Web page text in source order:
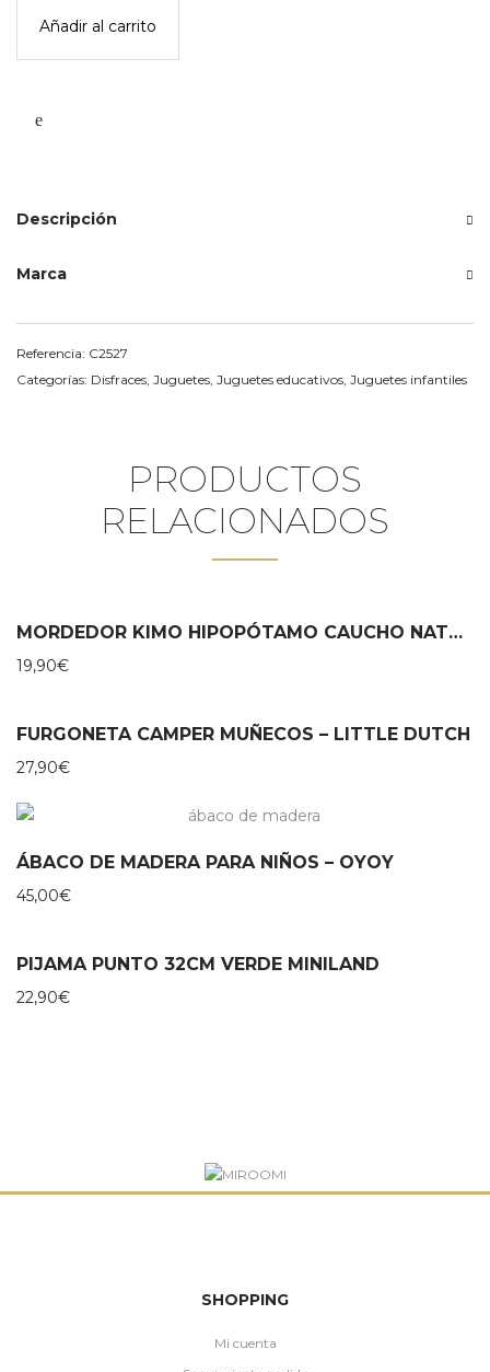
cantidad
Añadir al carrito
Descripción
Marca
Referencia: C2527
Categorías: Disfraces Juguetes Juguetes educativos Juguetes infantiles
PRODUCTOS
RELACIONADOS
MORDEDOR KIMO HIPOPÓTAMO CAUCHO NATURAL – LANCO
19,90€
FURGONETA CAMPER MUÑECOS – LITTLE DUTCH
27,90€
ÁBACO DE MADERA PARA NIÑOS – OYOY
45,00€
PIJAMA PUNTO 32CM VERDE MINILAND
22,90€
SHOPPING
Mi cuenta